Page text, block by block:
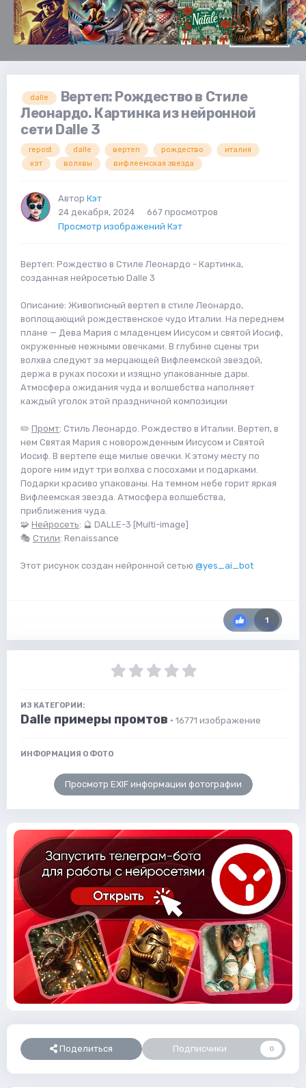
dalle
Вертеп: Рождество в Стиле
Леонардо. Картинка из нейронной
сети Dalle 3
repost dalle вертеп рождество
италия
кэт
волхвы вифлеемская звезда
Автор Кэт
24 декабря, 2024
667 просмотров
Просмотр изображений Кэт
Вертеп: Рождество в Стиле Леонардо - Картинка,
созданная нейросетью Dalle 3
Описание: Живописный вертеп в стиле Леонардо,
воплощающий рождественское чудо Италии. На переднем
плане — Дева Мария с младенцем Иисусом и святой Иосиф,
окруженные нежными овечками. В глубине сцены три
волхва следуют за мерцающей Вифлеемской звездой,
держа в руках посохи и изящно упакованные дары.
Атмосфера ожидания чуда и волшебства наполняет
каждый уголок этой праздничной композиции
✏️ Промт: Стиль Леонардо. Рождество в Италии. Вертеп, в
нем Святая Мария с новорожденным Иисусом и Святой
Иосиф. В вертепе еще милые овечки. К этому месту по
дороге ним идут три волхва с посохами и подарками.
Подарки красиво упакованы. На темном небе горит яркая
Вифлеемская звезда. Атмосфера волшебства,
приближения чуда.
🧩 Нейросеть: 🔮 DALLE-3 [Multi-image]
🎭 Стили: Renaissance
Этот рисунок создан нейронной сетью @yes_ai_bot
1
ИЗ КАТЕГОРИИ:
Dalle примеры промтов · 16771 изображение
ИНФОРМАЦИЯ О ФОТО
Просмотр EXIF информации фотографии
Поделиться Подписчики 0